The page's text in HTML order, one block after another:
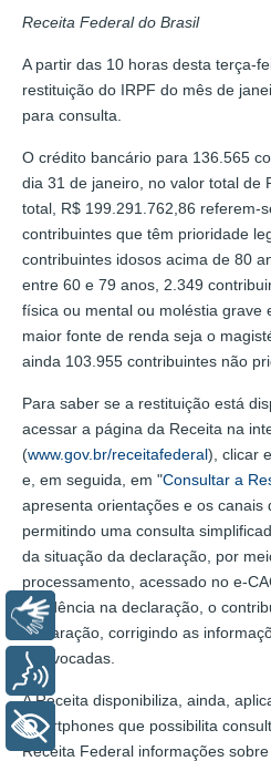
Receita Federal do Brasil
A partir das 10 horas desta terça-
restituição do IRPF do mês de
para consulta.
O crédito bancário para 136.565
dia 31 de janeiro, no valor total de
total, R$ 199.291.762,86 referem-
contribuintes que têm prioridade
contribuintes idosos acima de 80
entre 60 e 79 anos, 2.349
física ou mental ou moléstia grave
maior fonte de renda seja o
ainda 103.955 contribuintes não
Para saber se a restituição está
acessar a página da Receita na
(www.gov.br/receitafederal), clicar
e, em seguida, em "Consultar a
apresenta orientações e os canais
permitindo uma consulta
da situação da declaração, por
processamento, acessado no e-
pendência na declaração, o
declaração, corrigindo as
equivocadas.
A Receita disponibiliza, ainda,
smartphones que possibilita
Receita Federal informações
Libras
+ Acessibilidade